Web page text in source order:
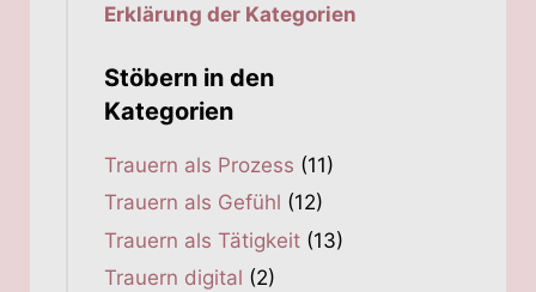
Erklärung der Kategorien
Stöbern in den
Kategorien
Trauern als Prozess (11)
Trauern als Gefühl (12)
Trauern als Tätigkeit (13)
Trauern digital (2)